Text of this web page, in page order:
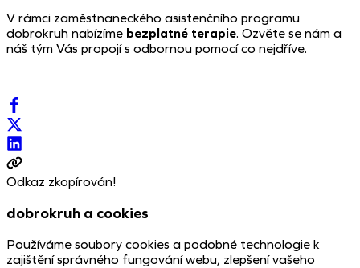
V rámci zaměstnaneckého asistenčního programu
dobrokruh nabízíme bezplatné terapie. Ozvěte se nám a
náš tým Vás propojí s odbornou pomocí co nejdříve.
Odkaz zkopírován!
dobrokruh a cookies
Používáme soubory cookies a podobné technologie k
zajištění správného fungování webu, zlepšení vašeho